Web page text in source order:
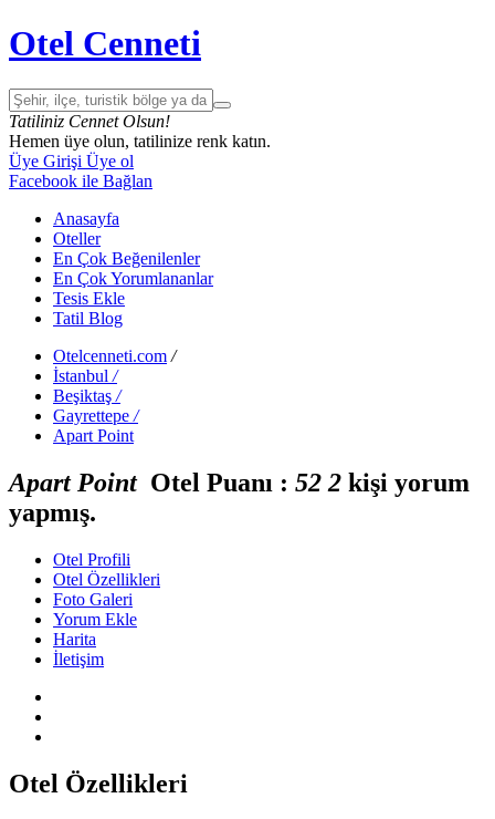
Otel Cenneti
Tatiliniz Cennet Olsun!
Hemen üye olun, tatilinize renk katın.
Üye Girişi Üye ol
Facebook ile Bağlan
Anasayfa
Oteller
En Çok Beğenilenler
En Çok Yorumlananlar
Tesis Ekle
Tatil Blog
Otelcenneti.com /
İstanbul /
Beşiktaş /
Gayrettepe /
Apart Point
Apart PointOtel Puanı : 52 2 kişi yorum
yapmış.
Otel Profili
Otel Özellikleri
Foto Galeri
Yorum Ekle
Harita
İletişim
Otel Özellikleri